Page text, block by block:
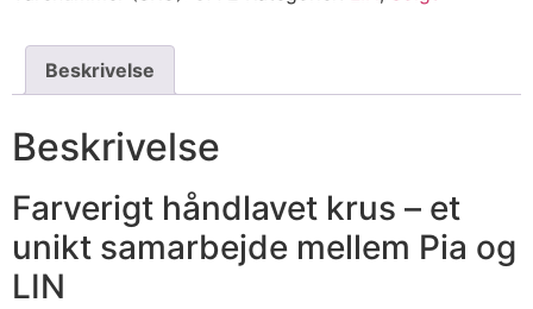
Beskrivelse
Beskrivelse
Farverigt håndlavet krus – et
unikt samarbejde mellem Pia og
LIN